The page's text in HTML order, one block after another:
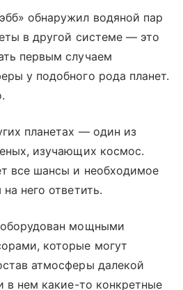
обнаружил водяной пар
в другой системе — это
первым случаем
у подобного рода планет.
планетах — один из
изучающих космос.
все шансы и необходимое
него ответить.
мощными
которые могут
атмосферы далекой
в нем какие-то конкретные